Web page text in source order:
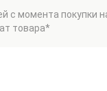
с момента покупки
товара*